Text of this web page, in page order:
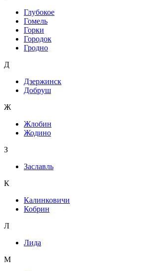
Глубокое
Гомель
Горки
Городок
Гродно
Д
Дзержинск
Добруш
Ж
Жлобин
Жодино
З
Заславль
К
Калинковичи
Кобрин
Л
Лида
М